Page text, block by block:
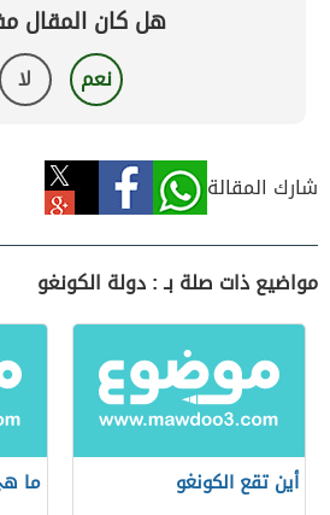
هل كان المقال
نعم لا
شارك المقالة
مواضيع ذات صلة بـ : دولة الكونغو
أين تقع الكونغو ما